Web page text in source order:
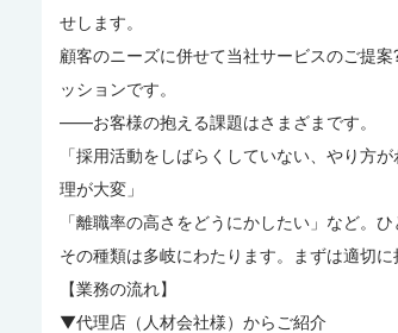
せします。
顧客のニーズに併せて当社サービスのご提
ッションです。
――お客様の抱える課題はさまざまです。
「採用活動をしばらくしていない、やり方
理が大変」
「離職率の高さをどうにかしたい」など。
その種類は多岐にわたります。まずは適切に
【業務の流れ】
▼代理店（人材会社様）からご紹介